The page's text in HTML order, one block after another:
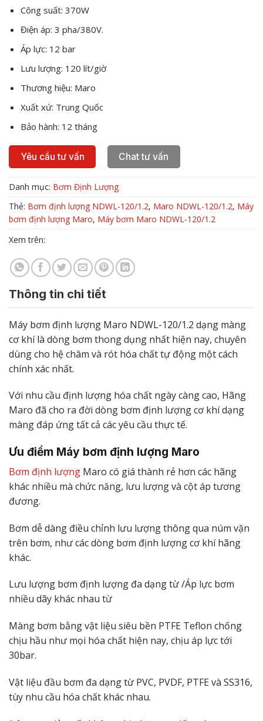
Công suất: 370W
Điện áp: 3 pha/380V.
Áp lực: 12 bar
Lưu lượng: 120 lít/giờ
Thương hiệu: Maro
Xuất xứ: Trung Quốc
Bảo hành: 12 tháng
Yêu cầu tư vấn Chat tư vấn
Danh mục: Bơm Định Lượng
Thẻ: Bơm định lượng NDWL-120/1.2, Maro NDWL-120/1.2, Máy
bơm định lượng Maro, Máy bơm Maro NDWL-120/1.2
Xem trên:
Thông tin chi tiết
Máy bơm định lượng Maro NDWL-120/1.2 dạng màng
cơ khí là dòng bơm thong dụng nhất hiện nay, chuyên
dùng cho hệ châm và rót hóa chất tự động một cách
chính xác nhất.
Với nhu cầu định lượng hóa chất ngày càng cao, Hãng
Maro đã cho ra đời dòng bơm định lượng cơ khí dạng
màng đáp ứng tất cả các yêu cầu thực tế.
Ưu điểm Máy bơm định lượng Maro
Bơm định lượng Maro có giá thành rẻ hơn các hãng
khác nhiều mà chức năng, lưu lượng và cột áp tương
đương.
Bơm dễ dàng điều chỉnh lưu lượng thông qua núm vặn
trên bơm, như các dòng bơm định lượng cơ khí hãng
khác.
Lưu lượng bơm định lượng đa dạng từ /Áp lực bơm
nhiều dãy khác nhau từ
Màng bơm bằng vật liệu siêu bền PTFE Teflon chống
chịu hầu như mọi hóa chất hiện nay, chịu áp lực tới
30bar.
Vật liệu đầu bơm đa dạng từ PVC, PVDF, PTFE và SS316,
tùy nhu cầu hóa chất khác nhau.